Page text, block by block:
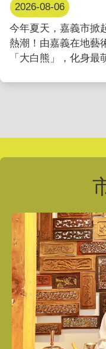
2026-08-06
今年夏天，嘉義市掀
熱潮！由嘉義在地藝
「大白熊」，化身
使」的陣容，再次